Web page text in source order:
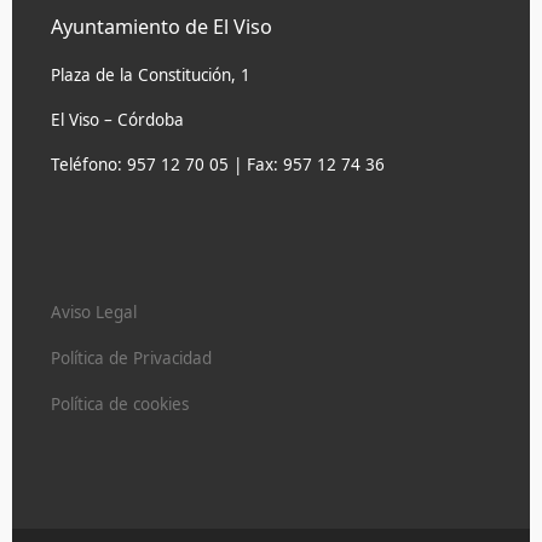
Ayuntamiento de El Viso
Plaza de la Constitución, 1
El Viso – Córdoba
Teléfono: 957 12 70 05 | Fax: 957 12 74 36
Aviso Legal
Política de Privacidad
Política de cookies